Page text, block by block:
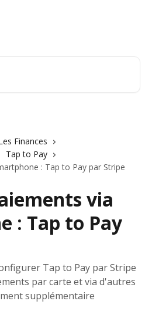
Finances
Tap to Pay
: Tap to Pay par Stripe
via
: Tap to Pay
Tap to Pay par Stripe
par carte et via d'autres
supplémentaire